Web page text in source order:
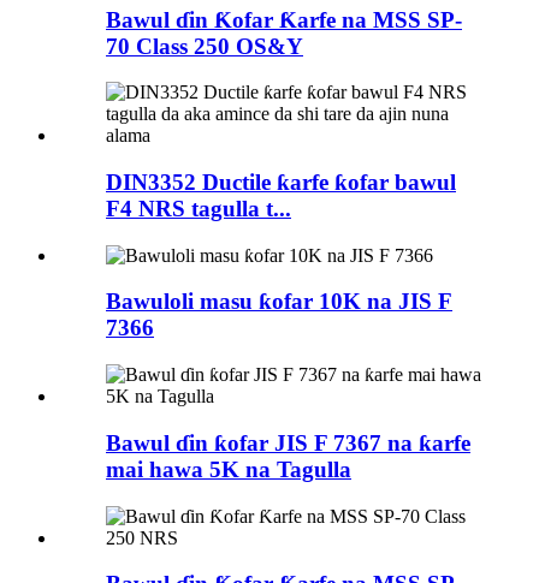
Bawul ɗin Ƙofar Ƙarfe na MSS SP-
70 Class 250 OS&Y
DIN3352 Ductile ƙarfe ƙofar bawul
F4 NRS tagulla t...
Bawuloli masu ƙofar 10K na JIS F
7366
Bawul ɗin ƙofar JIS F 7367 na ƙarfe
mai hawa 5K na Tagulla